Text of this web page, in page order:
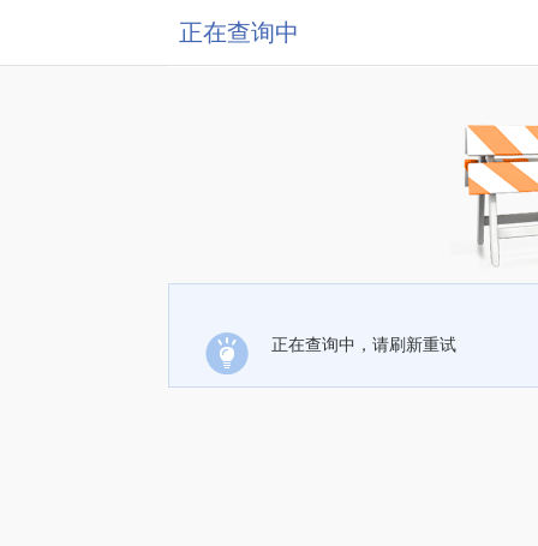
正在查询中
正在查询中，请刷新重试